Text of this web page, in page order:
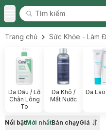
Toggle Menu
Tìm kiếm
Tìm kiếm
Trang chủ Sức Khỏe - Làm
Da Dầu / Lỗ
Chân Lông
To
Da Khô /
Mất Nước
Da
Nổi bậtMới nhấtBán chạyGiá